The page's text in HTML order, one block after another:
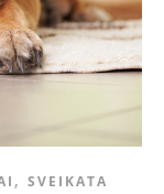
, SVEIKATA